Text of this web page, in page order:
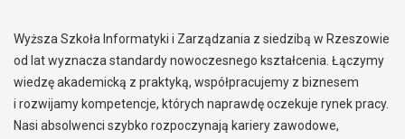
Wyższa Szkoła Informatyki i Zarządzania z siedzibą w Rzeszowie
od lat wyznacza standardy nowoczesnego kształcenia. Łączymy
wiedzę akademicką z praktyką, współpracujemy z biznesem
i rozwijamy kompetencje, których naprawdę oczekuje rynek pracy.
Nasi absolwenci szybko rozpoczynają kariery zawodowe,